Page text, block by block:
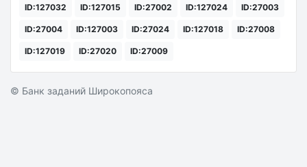
ID:127032 ID:127015 ID:27002 ID:127024 ID:27003
ID:27004 ID:127003 ID:27024 ID:127018 ID:27008
ID:127019 ID:27020 ID:27009
© Банк заданий Широкопояса